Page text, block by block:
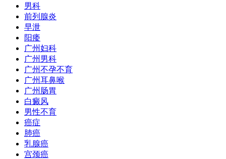
男科
前列腺炎
早泄
阳痿
广州妇科
广州男科
广州不孕不育
广州耳鼻喉
广州肠胃
白癜风
男性不育
癌症
肺癌
乳腺癌
宫颈癌